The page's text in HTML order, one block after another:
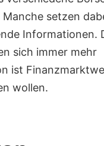
setzen
Informationen.
sich immer mehr
ist
wollen.